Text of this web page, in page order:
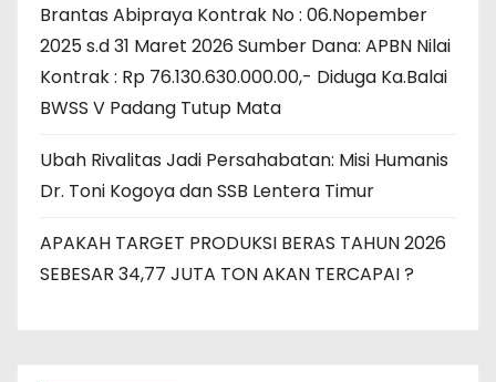
Brantas Abipraya Kontrak No : 06.Nopember
2025 s.d 31 Maret 2026 Sumber Dana: APBN Nilai
Kontrak : Rp 76.130.630.000.00,- Diduga Ka.Balai
BWSS V Padang Tutup Mata
Ubah Rivalitas Jadi Persahabatan: Misi Humanis
Dr. Toni Kogoya dan SSB Lentera Timur
APAKAH TARGET PRODUKSI BERAS TAHUN 2026
SEBESAR 34,77 JUTA TON AKAN TERCAPAI ?